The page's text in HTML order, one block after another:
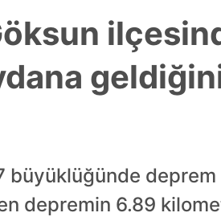
büyüklüğünde
depremin 6.89